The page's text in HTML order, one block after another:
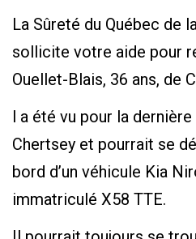
La Sûreté du Québec de
sollicite votre aide pour
Ouellet-Blais, 36 ans, de
l a été vu pour la
Chertsey et pourrait se
bord d’un véhicule Kia
immatriculé X58 TTE.